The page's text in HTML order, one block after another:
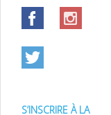
S’INSCRIRE À LA